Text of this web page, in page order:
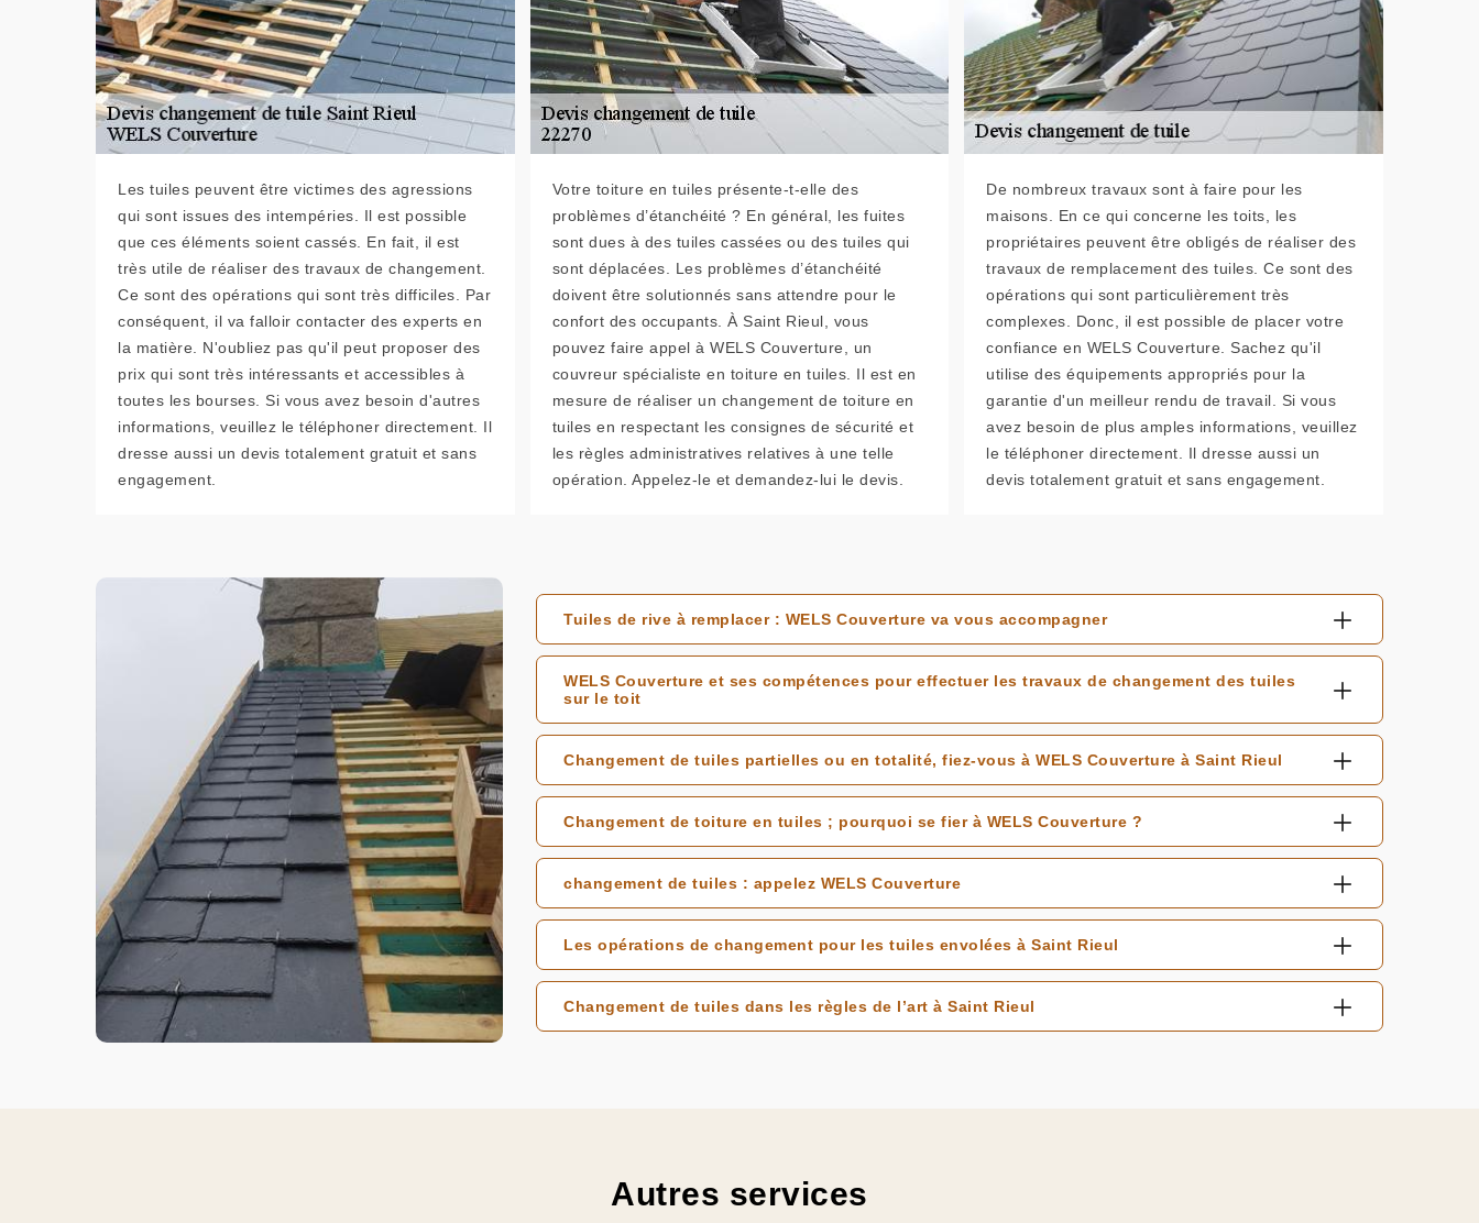
Les tuiles peuvent être victimes des agressions
qui sont issues des intempéries. Il est possible
que ces éléments soient cassés. En fait, il est
très utile de réaliser des travaux de changement.
Ce sont des opérations qui sont très difficiles. Par
conséquent, il va falloir contacter des experts en
la matière. N'oubliez pas qu'il peut proposer des
prix qui sont très intéressants et accessibles à
toutes les bourses. Si vous avez besoin d'autres
informations, veuillez le téléphoner directement. Il
dresse aussi un devis totalement gratuit et sans
engagement.
Votre toiture en tuiles présente-t-elle des
problèmes d’étanchéité ? En général, les fuites
sont dues à des tuiles cassées ou des tuiles qui
sont déplacées. Les problèmes d’étanchéité
doivent être solutionnés sans attendre pour le
confort des occupants. À Saint Rieul, vous
pouvez faire appel à WELS Couverture, un
couvreur spécialiste en toiture en tuiles. Il est en
mesure de réaliser un changement de toiture en
tuiles en respectant les consignes de sécurité et
les règles administratives relatives à une telle
opération. Appelez-le et demandez-lui le devis.
De nombreux travaux sont à faire pour les
maisons. En ce qui concerne les toits, les
propriétaires peuvent être obligés de réaliser des
travaux de remplacement des tuiles. Ce sont des
opérations qui sont particulièrement très
complexes. Donc, il est possible de placer votre
confiance en WELS Couverture. Sachez qu'il
utilise des équipements appropriés pour la
garantie d'un meilleur rendu de travail. Si vous
avez besoin de plus amples informations, veuillez
le téléphoner directement. Il dresse aussi un
devis totalement gratuit et sans engagement.
Tuiles de rive à remplacer : WELS Couverture va vous accompagner
WELS Couverture et ses compétences pour effectuer les travaux de changement des tuiles
sur le toit
Changement de tuiles partielles ou en totalité, fiez-vous à WELS Couverture à Saint Rieul
Changement de toiture en tuiles ; pourquoi se fier à WELS Couverture ?
changement de tuiles : appelez WELS Couverture
Les opérations de changement pour les tuiles envolées à Saint Rieul
Changement de tuiles dans les règles de l’art à Saint Rieul
Autres services